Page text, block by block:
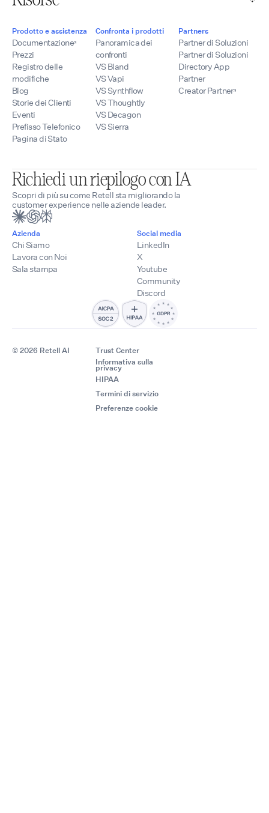
Prodotto e assistenza
Documentazione
Prezzi
Registro delle
modifiche
Blog
Storie dei Clienti
Eventi
Prefisso Telefonico
Pagina di Stato
Confronta i prodotti
Panoramica dei
confronti
VS Bland
VS Vapi
VS Synthflow
VS Thoughtly
VS Decagon
VS Sierra
Partners
Partner di Soluzioni
Partner di Soluzioni
Directory App
Partner
Creator Partner
Richiedi un riepilogo con IA
Scopri di più su come Retell sta migliorando la
customer experience nelle aziende leader.
Azienda
Chi Siamo
Lavora con Noi
Sala stampa
Social media
LinkedIn
X
Youtube
Community
Discord
© 2026 Retell AI
Trust Center
Informativa sulla
privacy
HIPAA
Termini di servizio
Preferenze cookie